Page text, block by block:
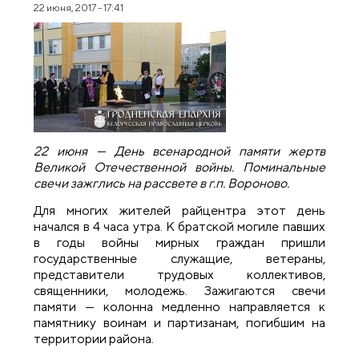
22 июня, 2017 - 17:41
22 июня — День всенародной памяти жертв
Великой Отечественной войны. Поминальные
свечи зажглись на рассвете в г.п. Вороново.
Для многих жителей райцентра этот день
начался в 4 часа утра. К братской могиле павших
в годы войны мирных граждан пришли
государственные служащие, ветераны,
представители трудовых коллективов,
священники, молодежь. Зажигаются свечи
памяти — колонна медленно направляется к
памятнику воинам и партизанам, погибшим на
территории района.